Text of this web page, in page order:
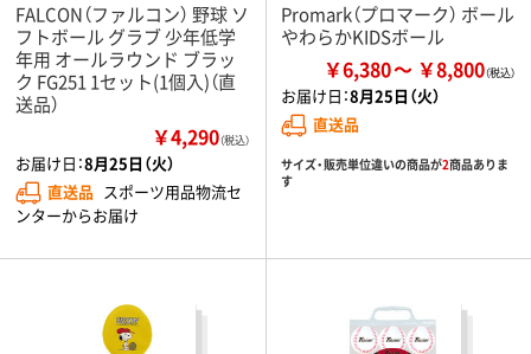
FALCON（ファルコン） 野球 ソ
フトボール グラブ 少年低学
年用 オールラウンド ブラッ
ク FG251 1セット(1個入)（直
送品）
￥4,290（税込）
お届け日：8月25日（火）
直送品 スポーツ用品物流セ
ンターからお届け
Promark（プロマーク） ボール
やわらかKIDSボール
￥6,380 ￥8,800
お届け日：8月25日（火）
直送品
サイズ・販売単位違いの商品が2商品ありま
す